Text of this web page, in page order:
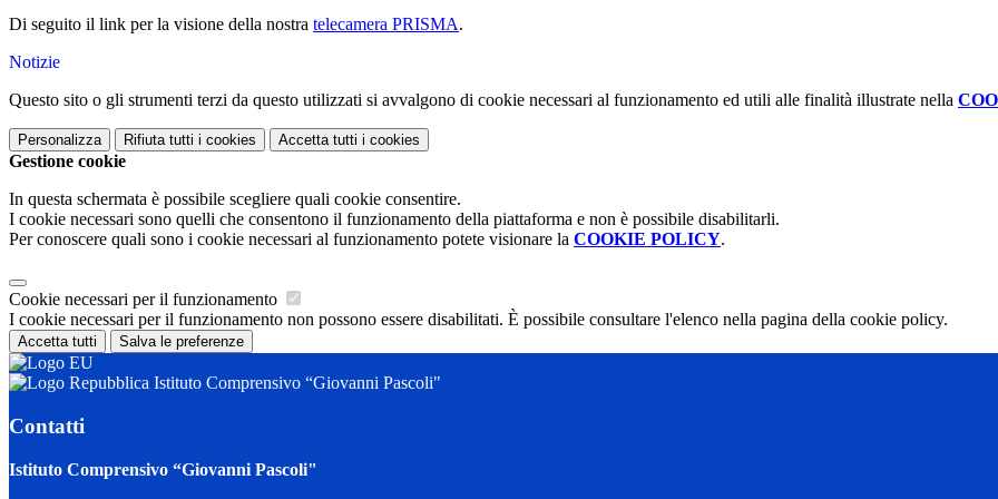
Di seguito il link per la visione della nostra telecamera PRISMA.
Notizie
Questo sito o gli strumenti terzi da questo utilizzati si avvalgono di cookie necessari al funzionamento ed utili alle finalità illustrate nella
Personalizza Rifiuta tutti i cookies Accetta tutti i cookies
Gestione cookie
In questa schermata è possibile scegliere quali cookie consentire.
I cookie necessari sono quelli che consentono il funzionamento della piattaforma e non è possibile disabilitarli.
Per conoscere quali sono i cookie necessari al funzionamento potete visionare la COOKIE POLICY.
Cookie necessari per il funzionamento
I cookie necessari per il funzionamento non possono essere disabilitati. È possibile consultare l'elenco nella pagina della cookie policy.
Accetta tutti Salva le preferenze
Istituto Comprensivo “Giovanni Pascoli"
Contatti
Istituto Comprensivo “Giovanni Pascoli"